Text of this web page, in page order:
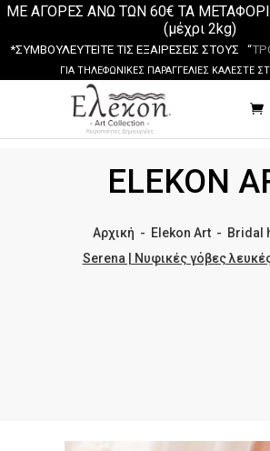
ΜΕ ΑΓΟΡΕΣ ΑΝΩ ΤΩΝ 60€ ΤΑ
(μέχρι 2kg)
*ΣΥΜΒΟΥΛΕΥΤΕΙΤΕ ΤΙΣ ΕΞΑΙΡΕΣΕΙΣ ΣΤΟΥΣ “
ΓΙΑ ΤΗΛΕΦΩΝΙΚΕΣ ΠΑΡΑΓΓΕΛΙΕΣ ΚΑΛΕΣΤΕ
ELEKON
Αρχική - Elekon Art- Bridal
Serena | Νυφικές γόβες